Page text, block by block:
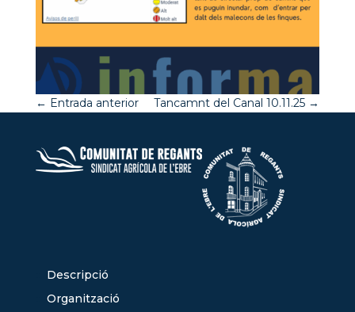
← Entrada anterior Tancamnt del Canal 10.11.25 →
Descripció
Organització